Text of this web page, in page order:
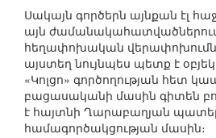
Սակայն գործերն այնքան էլ
այն
հեղափոխական
այստեղ նույնպես պետք է
«Կոլցո» գործողության հետ
բացասականի մասին գիտեն
է հայտնի Ղարաբաղյան
համագործակցության մասին։